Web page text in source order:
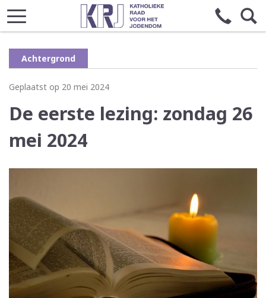
Achtergrond
Geplaatst op 20 mei 2024
De eerste lezing: zondag 26
mei 2024